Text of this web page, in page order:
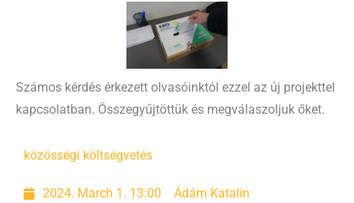
Számos kérdés érkezett olvasóinktól ezzel az új projekttel
kapcsolatban. Összegyűjtöttük és megválaszoljuk őket.
közösségi költségvetés
2024. March 1. 13:00 Ádám Katalin